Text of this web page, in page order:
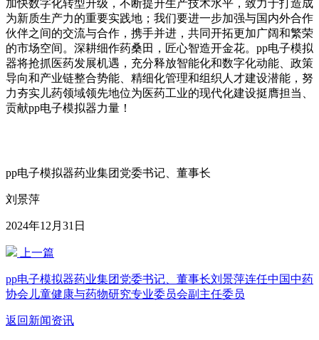
加快数字化转型升级，不断提升生产技术水平，致力于打造成
为新质生产力的重要实践地；我们要进一步加强与国内外合作
伙伴之间的交流与合作，携手并进，共同开拓更加广阔和繁荣
的市场空间。深耕细作药桑田，匠心智造开金花。pp电子模拟
器将抢抓医药发展机遇，充分释放智能化和数字化动能、政策
导向和产业链整合势能、精细化管理和组织人才建设潜能，努
力夯实儿药领域领先地位为医药工业的现代化建设挺膺担当、
贡献pp电子模拟器力量！
pp电子模拟器药业集团党委书记、董事长
刘景萍
2024年12月31日
上一篇
pp电子模拟器药业集团党委书记、董事长刘景萍连任中国中药
协会儿童健康与药物研究专业委员会副主任委员
返回新闻资讯